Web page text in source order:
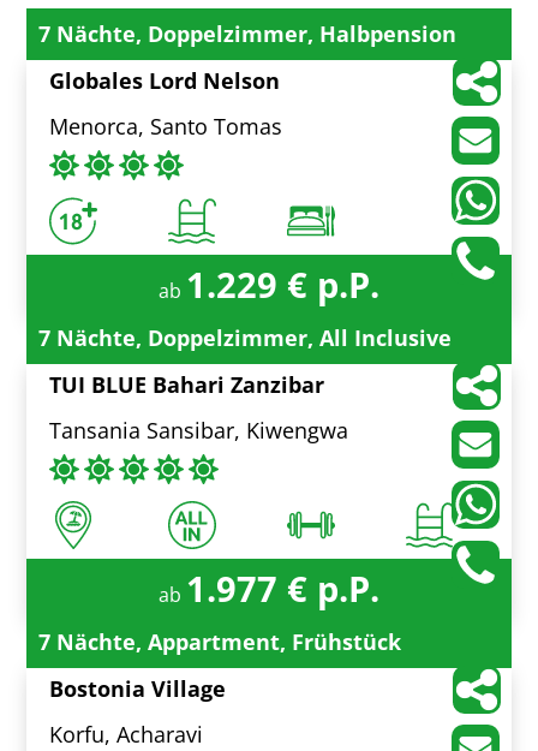
7 Nächte, Doppelzimmer, Halbpension
Globales Lord Nelson
Menorca, Santo Tomas
ab 1.229 € p.P.
7 Nächte, Doppelzimmer, All Inclusive
TUI BLUE Bahari Zanzibar
Tansania Sansibar, Kiwengwa
ab 1.977 € p.P.
7 Nächte, Appartment, Frühstück
Bostonia Village
Korfu, Acharavi